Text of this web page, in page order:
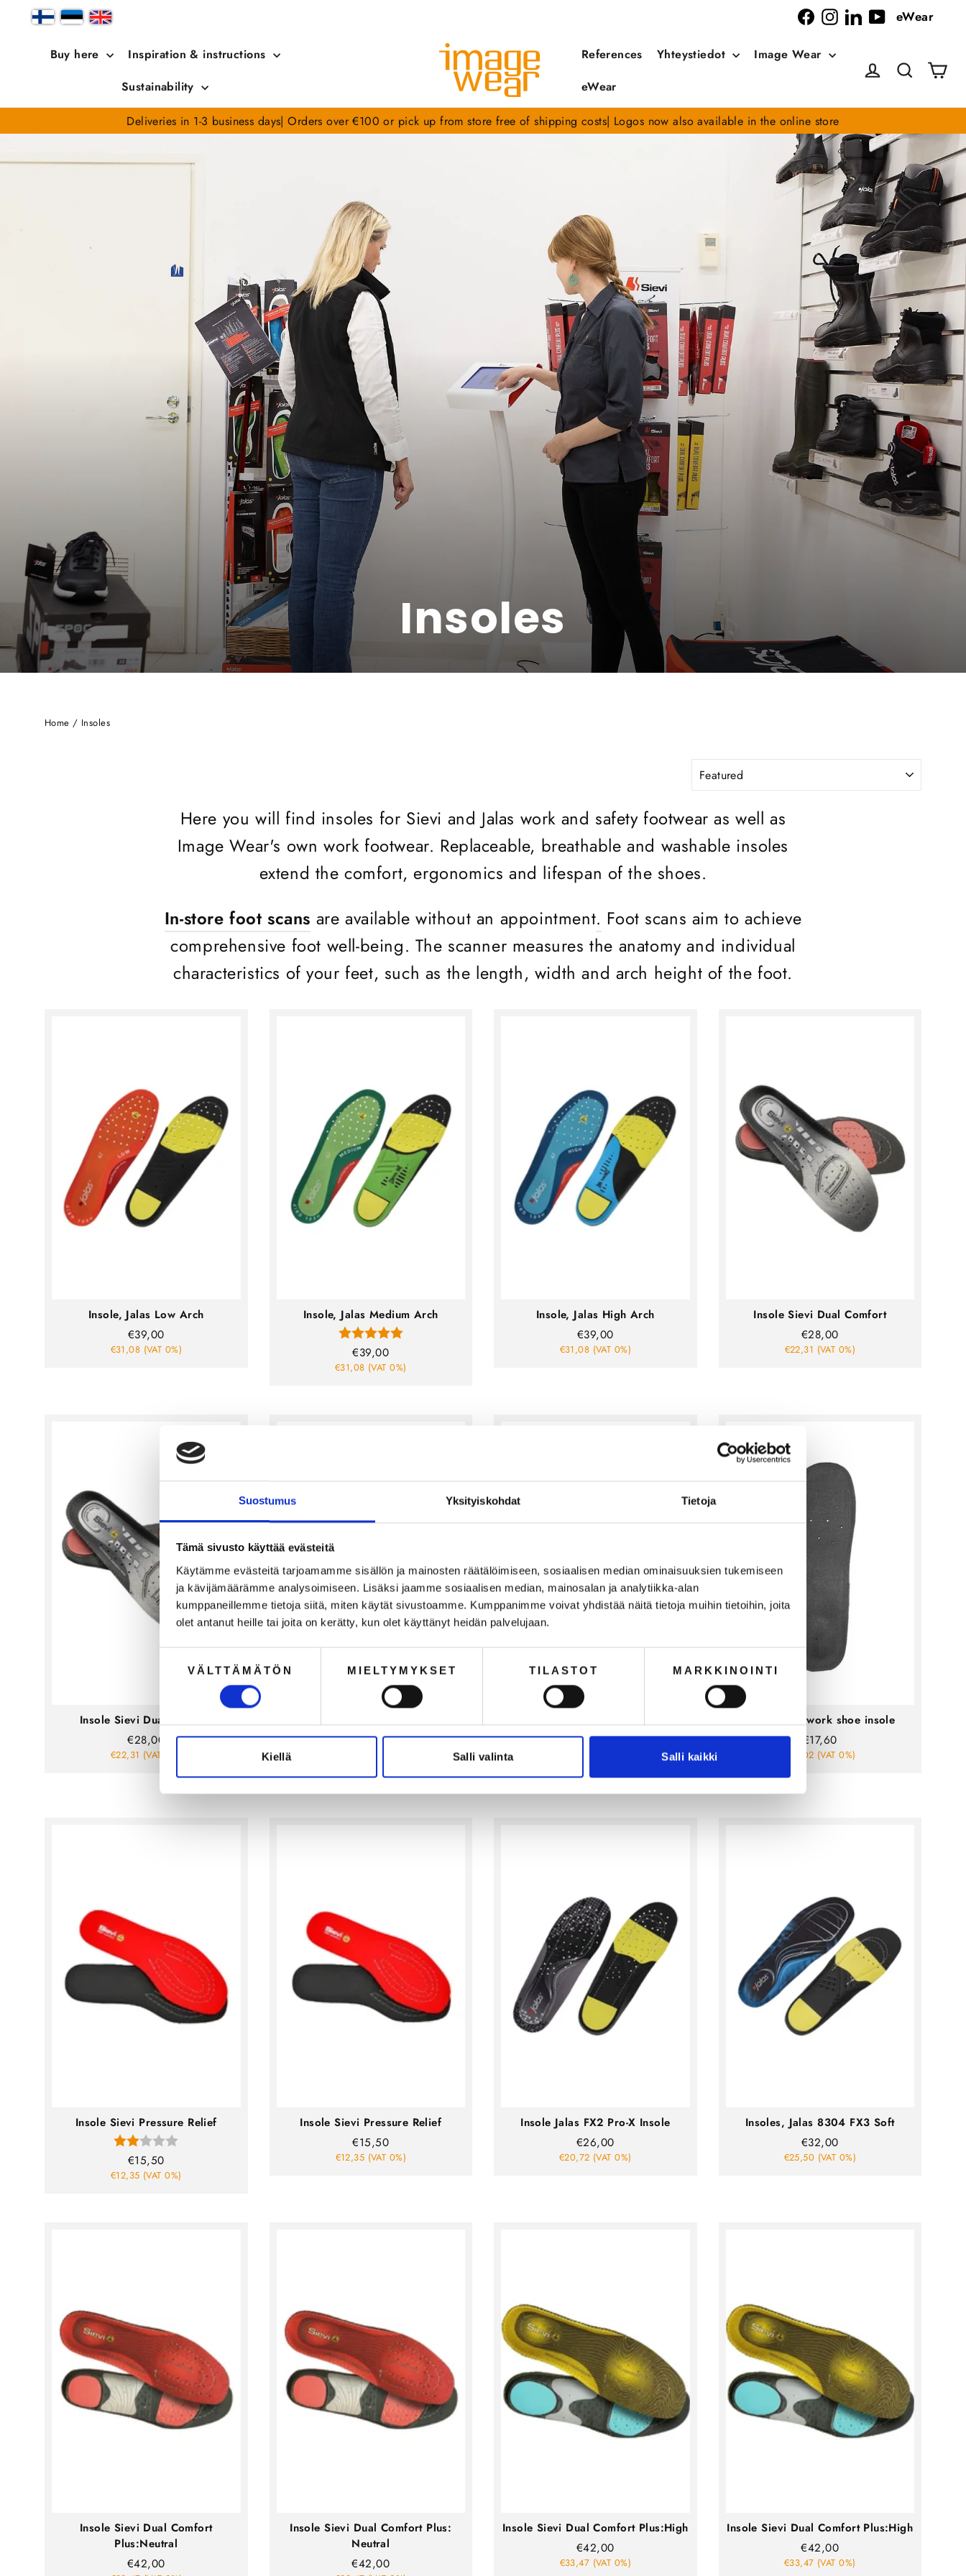
Suostumus Yksityiskohdat Tietoja
Tämä sivusto käyttää evästeitä
Käytämme evästeitä tarjoamamme sisällön ja mainosten räätälöimiseen, sosiaalisen median ominaisuuksien tukemiseen
ja kävijämäärämme analysoimiseen. Lisäksi jaamme sosiaalisen median, mainosalan ja analytiikka-alan
kumppaneillemme tietoja siitä, miten käytät sivustoamme. Kumppanimme voivat yhdistää näitä tietoja muihin tietoihin, joita
olet antanut heille tai joita on kerätty, kun olet käyttänyt heidän palvelujaan.
valintaVÄLTTÄMÄTÖN MIELTYMYKSET TILASTOT MARKKINOINTI
Kiellä Salli valinta Salli kaikki
eWear
Buy here
Inspiration & instructions
Sustainability
References Yhteystiedot
Image Wear
eWear
Log in Search
Deliveries in 1-3 business days| Orders over €100 or pick up from store free of shipping costs| Logos now also available in the online store
Insoles
Home / Insoles
Here you will find insoles for Sievi and Jalas work and safety footwear as well as
Image Wear's own work footwear. Replaceable, breathable and washable insoles
extend the comfort, ergonomics and lifespan of the shoes.
In-store foot scans are available without an appointment. Foot scans aim to achieve
comprehensive foot well-being. The scanner measures the anatomy and individual
characteristics of your feet, such as the length, width and arch height of the foot.
Insole, Jalas Low Arch
€39,00
€31,08 (VAT 0%)
Insole, Jalas Medium Arch
Rating: 5.0 out of 5 stars
€39,00
€31,08 (VAT 0%)
Insole, Jalas High Arch
€39,00
€31,08 (VAT 0%)
Insole Sievi Dual Comfort
€28,00
€22,31 (VAT 0%)
Insole Sievi Dual Comfort
€28,00
€22,31 (VAT 0%)
€28,00
Neutral
ImageWear work shoe insole
€17,60
€14,02 (VAT 0%)
Insole Sievi Pressure Relief
Rating:
€15,50
€12,35 (VAT 0%)
Insole Sievi Pressure Relief
€15,50
€12,35 (VAT 0%)
Insole Jalas FX2 Pro-X Insole
€26,00
€20,72 (VAT 0%)
Insoles, Jalas 8304 FX3 Soft
€32,00
€25,50 (VAT 0%)
Insole Sievi Dual Comfort
Plus:Neutral
€42,00
Insole Sievi Dual Comfort Plus:
Neutral
€42,00
Insole Sievi Dual Comfort Plus:High
€42,00
€33,47 (VAT 0%)
Insole Sievi Dual Comfort Plus:High
€42,00
€33,47 (VAT 0%)